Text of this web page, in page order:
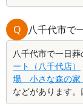
Q 八千代市で
八千代市で一日
ート（八千代店）
場 小さな森の
などがあります。